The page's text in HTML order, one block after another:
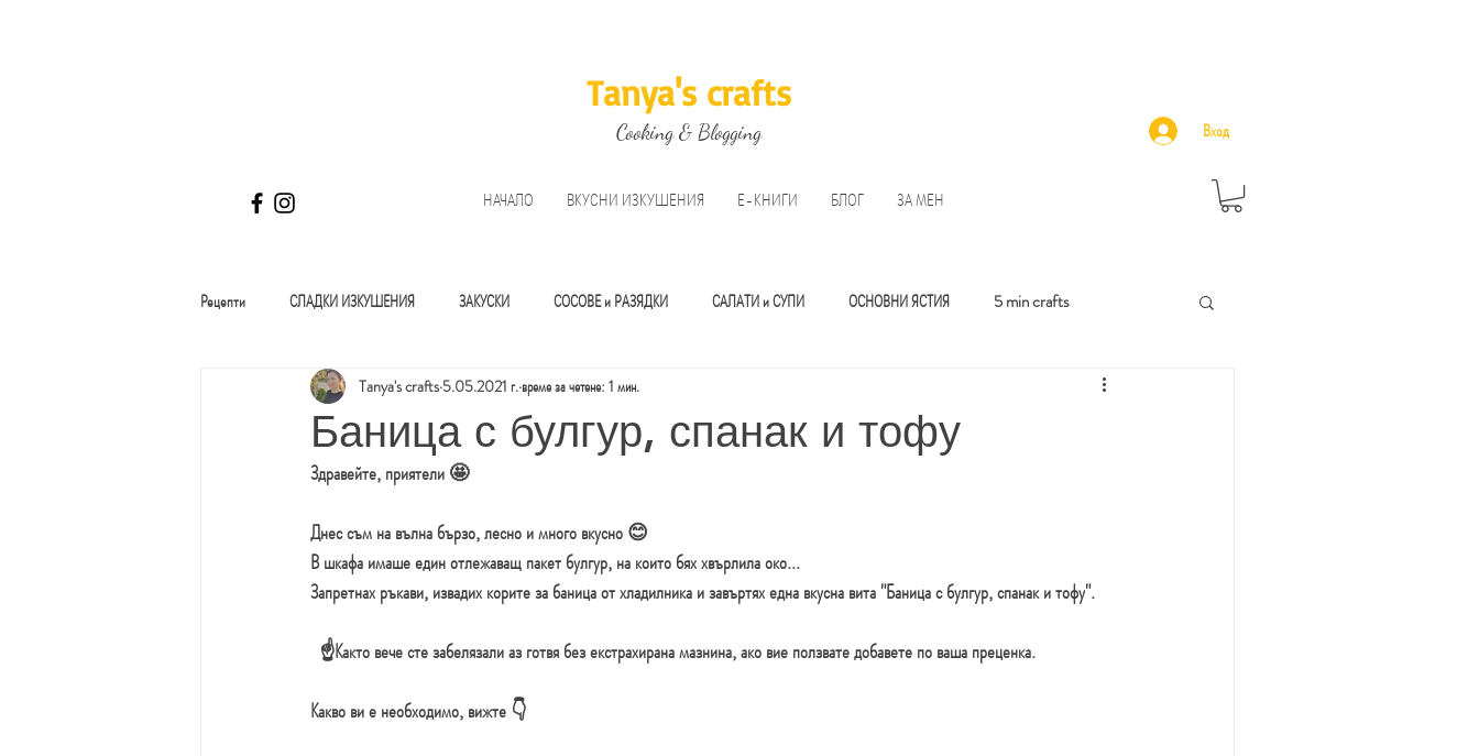
Tanya's crafts
Cooking & Blogging
НАЧАЛО ВКУСНИ ИЗКУШЕНИЯ Е-КНИГИ БЛОГ ЗА МЕН
Вход
Рецепти СЛАДКИ ИЗКУШЕНИЯ ЗАКУСКИ СОСОВЕ и РАЗЯДКИ САЛАТИ и СУПИ ОСНОВНИ ЯСТИЯ 5 min crafts
БЕЗ ГЛУТЕН ТОРТИ НАПИТКИ
Баница с булгур, спанак и тофу
Tanya's crafts 5.05.2021 г.време за четене: 1 мин.
Здравейте, приятели 🤩
Днес съм на вълна бързо, лесно и много вкусно 😊
В шкафа имаше един отлежаващ пакет булгур, на които бях хвърлила око...
Запретнах ръкави, извадих корите за баница от хладилника и завъртях една вкусна вита "Баница с булгур, спанак и тофу".
  ☝
Както вече сте забелязали аз готвя без екстрахирана мазнина, ако вие ползвате добавете по ваша преценка.
Какво ви е необходимо, вижте 👇